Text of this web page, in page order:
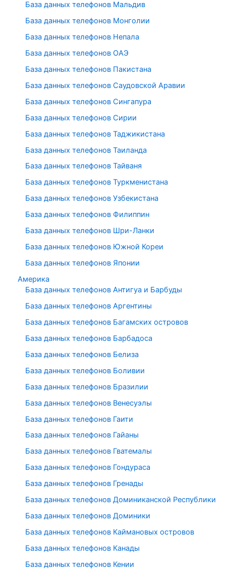
База данных телефонов Мальдив
База данных телефонов Монголии
База данных телефонов Непала
База данных телефонов ОАЭ
База данных телефонов Пакистана
База данных телефонов Саудовской Аравии
База данных телефонов Сингапура
База данных телефонов Сирии
База данных телефонов Таджикистана
База данных телефонов Таиланда
База данных телефонов Тайваня
База данных телефонов Туркменистана
База данных телефонов Узбекистана
База данных телефонов Филиппин
База данных телефонов Шри-Ланки
База данных телефонов Южной Кореи
База данных телефонов Японии
Америка
База данных телефонов Антигуа и Барбуды
База данных телефонов Аргентины
База данных телефонов Багамских островов
База данных телефонов Барбадоса
База данных телефонов Белиза
База данных телефонов Боливии
База данных телефонов Бразилии
База данных телефонов Венесуэлы
База данных телефонов Гаити
База данных телефонов Гайаны
База данных телефонов Гватемалы
База данных телефонов Гондураса
База данных телефонов Гренады
База данных телефонов Доминиканской Республики
База данных телефонов Доминики
База данных телефонов Каймановых островов
База данных телефонов Канады
База данных телефонов Кении